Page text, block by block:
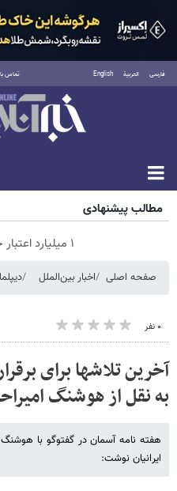
فارسی العربية English تماس
جمعه ۱۶ مرداد ۱۴۰۵
مطالب پیشنهادی
۱ میلیارد اعتبار خرید طلا | بدون ضامن و چک
صفحه اصلی اخبار بین‌الملل
۰ نفر
آخرین تلاش​ها برای
به نقل از هوشنگ
هفته نامه آسمان در گفت​وگو با
ایرانیان نوشت: